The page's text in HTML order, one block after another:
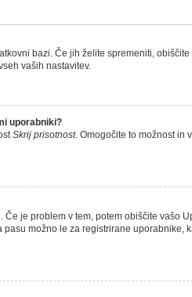
bazi. Če jih želite spremeniti,
vaših nastavitev.
uporabniki?
Skrij prisotnost. Omogočite to možnost in
je problem v tem, potem obiščite vašo
možno le za registrirane